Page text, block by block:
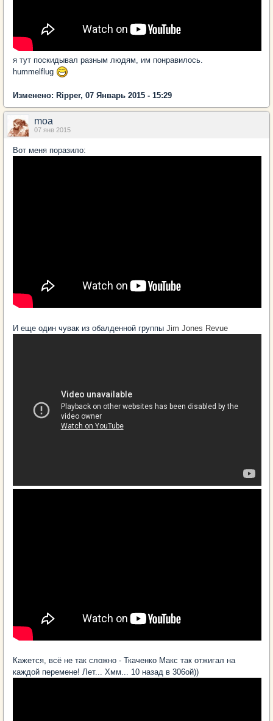
я тут поскидывал разным людям, им понравилось.
hummelflug
Изменено: Ripper, 07 Январь 2015 - 15:29
moa
07 янв 2015
Вот меня поразило:
И еще один чувак из обалденной группы Jim Jones Revue
Кажется, всё не так сложно - Ткаченко Макс так отжигал на
каждой перемене! Лет... Хмм... 10 назад в 306ой))